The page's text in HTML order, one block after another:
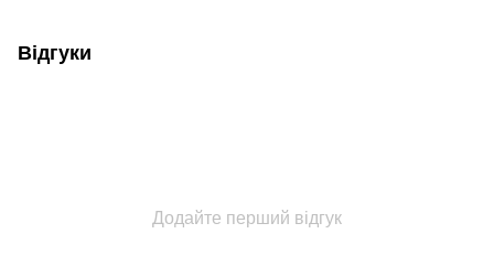
Відгуки
Додайте перший відгук